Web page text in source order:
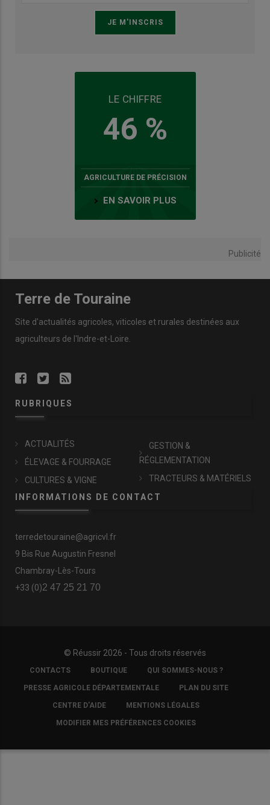
LE CHIFFRE
46 %
AGRICULTURE DE PRÉCISION
EN SAVOIR PLUS
Publicité
Terre de Touraine
Site d'actualités agricoles, viticoles et rurales destinées aux
agriculteurs de l'Indre-et-Loire.
RUBRIQUES
ACTUALITÉS
ÉLEVAGE & FOURRAGE
CULTURES & VIGNE
GESTION &
RÉGLEMENTATION
TRACTEURS & MATÉRIELS
INFORMATIONS DE CONTACT
terredetouraine@agricvl.fr
9 Bis Rue Augustin Fresnel
Chambray-Lès-Tours
+33 (0)2 47 25 21 70
© Réussir 2026 - Tous droits réservés
FOOTER
COPYRIGHT
CONTACTS BOUTIQUE QUI SOMMES-NOUS ?
PRESSE AGRICOLE DÉPARTEMENTALE PLAN DU SITE
CENTRE D'AIDE MENTIONS LÉGALES
MODIFIER MES PRÉFÉRENCES COOKIES